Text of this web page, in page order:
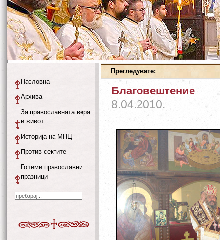
Прегледувате:
Благовештение
8.04.2010.
Насловна
Архива
За православната вера
и живот...
Историја на МПЦ
Против сектите
Големи православни
празници